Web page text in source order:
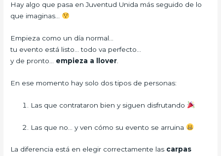
Hay algo que pasa en Juventud Unida más seguido de lo
que imaginas…
Empieza como un día normal…
tu evento está listo… todo va perfecto…
y de pronto… empieza a llover
En ese momento hay solo dos tipos de personas:
Las que contrataron bien y siguen disfrutando
Las que no… y ven cómo su evento se arruina
La diferencia está en elegir correctamente las carpas